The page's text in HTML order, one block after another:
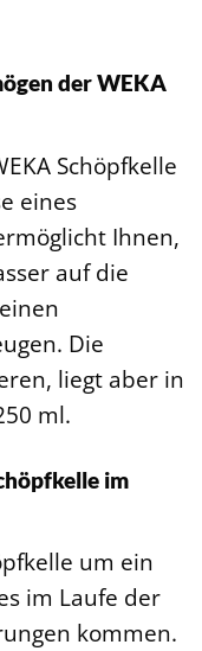
der WEKA
Schöpfkelle
eines
Ihnen,
auf die
Die
liegt aber in
ml.
im
um ein
im Laufe der
kommen.